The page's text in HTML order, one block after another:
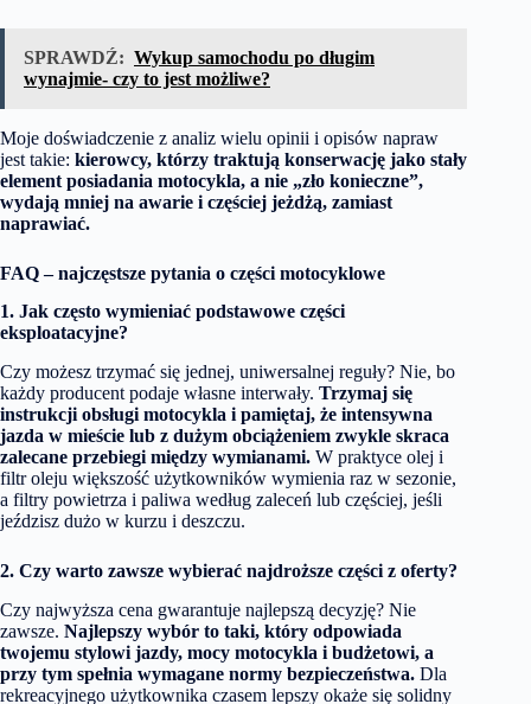
SPRAWDŹ: Wykup samochodu po długim
wynajmie- czy to jest możliwe?
Moje doświadczenie z analiz wielu opinii i opisów napraw
jest takie: kierowcy, którzy traktują konserwację jako stały
element posiadania motocykla, a nie „zło konieczne”,
wydają mniej na awarie i częściej jeżdżą, zamiast
naprawiać.
FAQ – najczęstsze pytania o części motocyklowe
1. Jak często wymieniać podstawowe części
eksploatacyjne?
Czy możesz trzymać się jednej, uniwersalnej reguły? Nie, bo
każdy producent podaje własne interwały. Trzymaj się
instrukcji obsługi motocykla i pamiętaj, że intensywna
jazda w mieście lub z dużym obciążeniem zwykle skraca
zalecane przebiegi między wymianami. W praktyce olej i
filtr oleju większość użytkowników wymienia raz w sezonie,
a filtry powietrza i paliwa według zaleceń lub częściej, jeśli
jeździsz dużo w kurzu i deszczu.
2. Czy warto zawsze wybierać najdroższe części z oferty?
Czy najwyższa cena gwarantuje najlepszą decyzję? Nie
zawsze. Najlepszy wybór to taki, który odpowiada
twojemu stylowi jazdy, mocy motocykla i budżetowi, a
przy tym spełnia wymagane normy bezpieczeństwa. Dla
rekreacyjnego użytkownika czasem lepszy okaże się solidny